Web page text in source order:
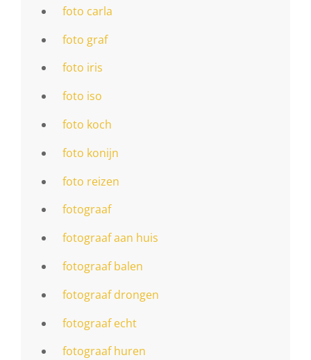
foto carla
foto graf
foto iris
foto iso
foto koch
foto konijn
foto reizen
fotograaf
fotograaf aan huis
fotograaf balen
fotograaf drongen
fotograaf echt
fotograaf huren